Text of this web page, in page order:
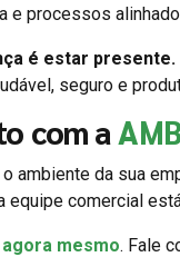
e processos
é estar presente.
seguro e
com a
ambiente da sua
equipe comercial
mesmo. Fale